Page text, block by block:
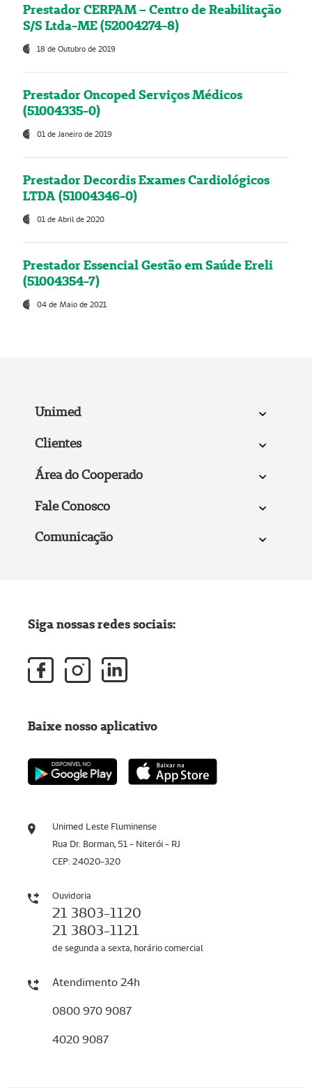
Prestador CERPAM – Centro de Reabilitação
S/S Ltda-ME (52004274-8)
18 de Outubro de 2019
Prestador Oncoped Serviços Médicos
(51004335-0)
01 de Janeiro de 2019
Prestador Decordis Exames Cardiológicos
LTDA (51004346-0)
01 de Abril de 2020
Prestador Essencial Gestão em Saúde Ereli
(51004354-7)
04 de Maio de 2021
Unimed
Clientes
Área do Cooperado
Fale Conosco
Comunicação
Unimed Leste Fluminense
Rua Dr. Borman, 51 - Niterói - RJ
CEP: 24020-320
Ouvidoria
21 3803-1120
21 3803-1121
de segunda a sexta, horário comercial
Atendimento 24h
0800 970 9087
4020 9087
Siga nossas redes sociais:
Baixe nosso aplicativo